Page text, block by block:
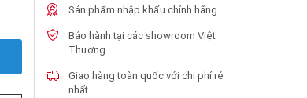
Sản phẩm nhập khẩu chính hãng
Bảo hành tại các showroom Việt
Thương
Giao hàng toàn quốc với chi phí rẻ
nhất